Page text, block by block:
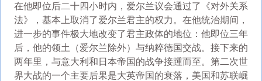
在他即位后二十四小时内，爱尔兰议会通过了《对外关系
法》，基本上取消了爱尔兰君主的权力。在他统治期间，
进一步的事件极大地改变了君主政体的地位：他即位三年
后，他的领土（爱尔兰除外）与纳粹德国交战。接下来的
两年里，与意大利和日本帝国的战争接踵而至。第二次世
界大战的一个主要后果是大英帝国的衰落，美国和苏联崛